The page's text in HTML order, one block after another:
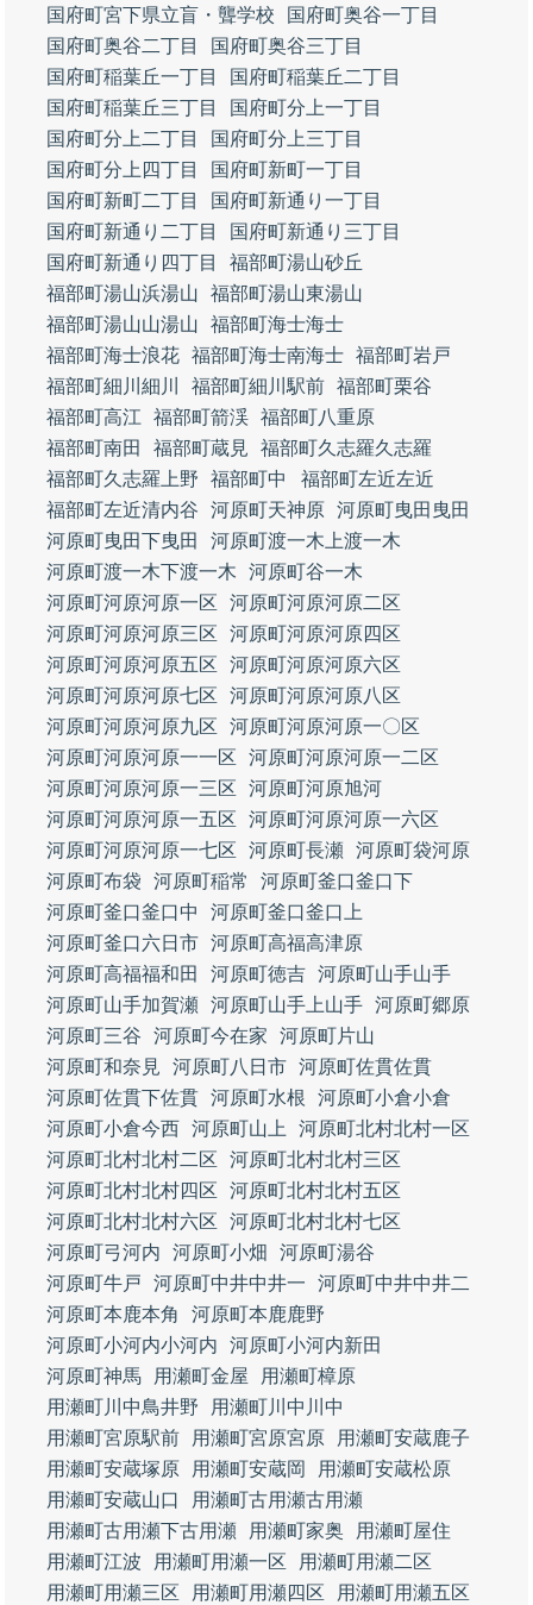
国府町宮下県立盲・聾学校
国府町奥谷一丁目
国府町奥谷二丁目
国府町奥谷三丁目
国府町稲葉丘一丁目
国府町稲葉丘二丁目
国府町稲葉丘三丁目
国府町分上一丁目
国府町分上二丁目
国府町分上三丁目
国府町分上四丁目
国府町新町一丁目
国府町新町二丁目
国府町新通り一丁目
国府町新通り二丁目
国府町新通り三丁目
国府町新通り四丁目
福部町湯山砂丘
福部町湯山浜湯山
福部町湯山東湯山
福部町湯山山湯山
福部町海士海士
福部町海士浪花 福部町海士南海士 福部町岩戸
福部町細川細川
福部町細川駅前 福部町栗谷
福部町高江
福部町箭渓 福部町八重原
福部町南田
福部町蔵見
福部町久志羅久志羅
福部町久志羅上野
福部町中
福部町左近左近
福部町左近清内谷
河原町天神原 河原町曳田曳田
河原町曳田下曳田
河原町渡一木上渡一木
河原町渡一木下渡一木
河原町谷一木
河原町河原河原一区
河原町河原河原二区
河原町河原河原三区
河原町河原河原四区
河原町河原河原五区
河原町河原河原六区
河原町河原河原七区
河原町河原河原八区
河原町河原河原九区
河原町河原河原一〇区
河原町河原河原一一区
河原町河原河原一二区
河原町河原河原一三区
河原町河原旭河
河原町河原河原一五区
河原町河原河原一六区
河原町河原河原一七区
河原町長瀬 河原町袋河原
河原町布袋
河原町稲常
河原町釜口釜口下
河原町釜口釜口中
河原町釜口釜口上
河原町釜口六日市 河原町高福高津原
河原町高福福和田
河原町徳吉 河原町山手山手
河原町山手加賀瀬 河原町山手上山手 河原町郷原
河原町三谷
河原町今在家
河原町片山
河原町和奈見
河原町八日市 河原町佐貫佐貫
河原町佐貫下佐貫 河原町水根
河原町小倉小倉
河原町小倉今西 河原町山上
河原町北村北村一区
河原町北村北村二区
河原町北村北村三区
河原町北村北村四区
河原町北村北村五区
河原町北村北村六区
河原町北村北村七区
河原町弓河内
河原町小畑
河原町湯谷
河原町牛戸
河原町中井中井一
河原町中井中井二
河原町本鹿本角
河原町本鹿鹿野
河原町小河内小河内
河原町小河内新田
河原町神馬
用瀬町金屋
用瀬町樟原
用瀬町川中鳥井野
用瀬町川中川中
用瀬町宮原駅前
用瀬町宮原宮原
用瀬町安蔵鹿子
用瀬町安蔵塚原
用瀬町安蔵岡
用瀬町安蔵松原
用瀬町安蔵山口
用瀬町古用瀬古用瀬
用瀬町古用瀬下古用瀬
用瀬町家奥
用瀬町屋住
用瀬町江波
用瀬町用瀬一区
用瀬町用瀬二区
用瀬町用瀬三区
用瀬町用瀬四区
用瀬町用瀬五区